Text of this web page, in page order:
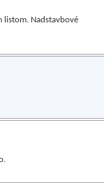
Nadstavbové